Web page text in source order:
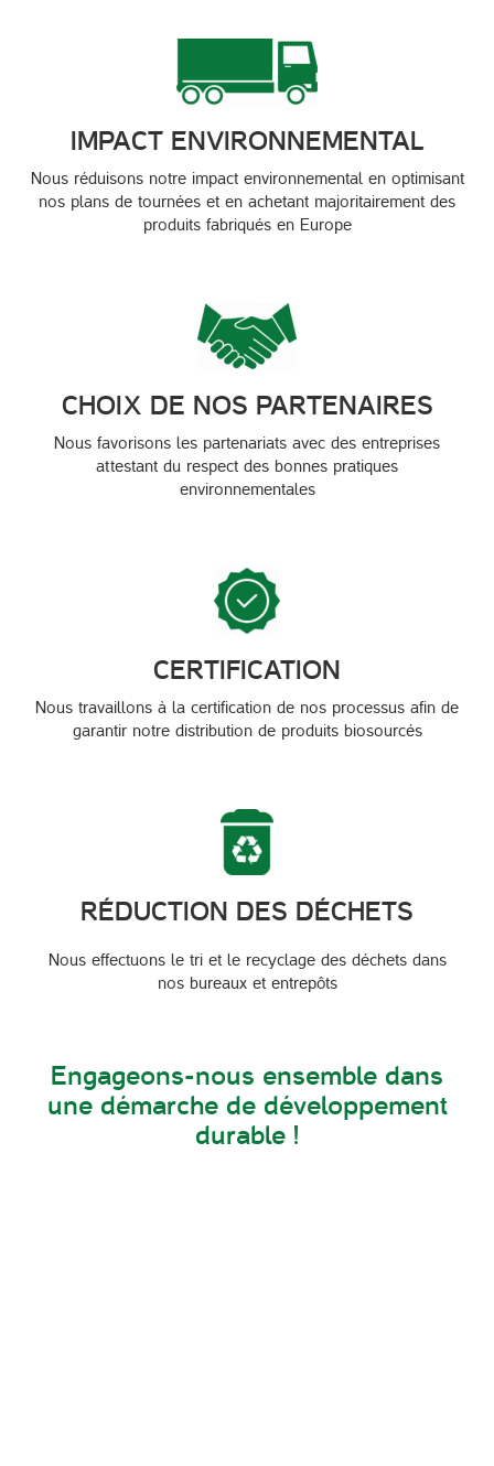
IMPACT ENVIRONNEMENTAL
Nous réduisons notre impact environnemental en optimisant
nos plans de tournées et en achetant majoritairement des
produits fabriqués en Europe
CHOIX DE NOS PARTENAIRES
Nous favorisons les partenariats avec des entreprises
attestant du respect des bonnes pratiques
environnementales
CERTIFICATION
Nous travaillons à la certification de nos processus afin de
garantir notre distribution de produits biosourcés
RÉDUCTION DES DÉCHETS
Nous effectuons le tri et le recyclage des déchets dans
nos bureaux et entrepôts
Engageons-nous ensemble dans
une démarche de développement
durable !